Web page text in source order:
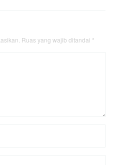
Ruas yang wajib ditandai *